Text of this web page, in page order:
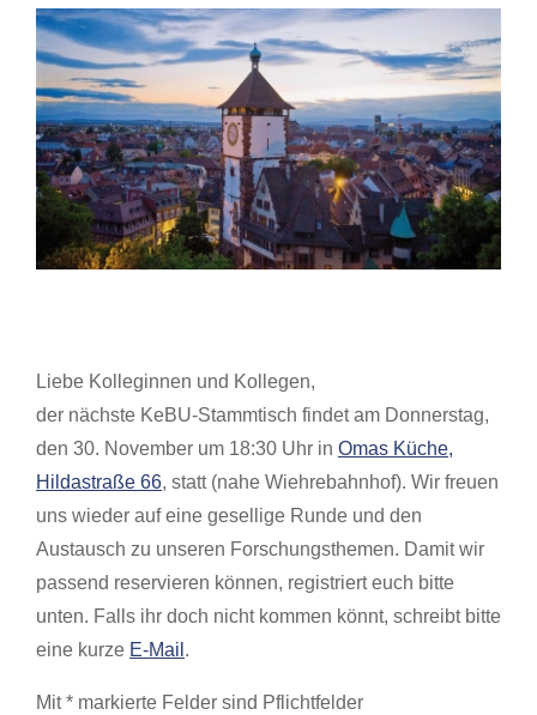
View
Larger
Image
Liebe Kolleginnen und Kollegen,
der nächste KeBU-Stammtisch findet am Donnerstag,
den 30. November um 18:30 Uhr in Omas Küche,
Hildastraße 66, statt (nahe Wiehrebahnhof). Wir freuen
uns wieder auf eine gesellige Runde und den
Austausch zu unseren Forschungsthemen. Damit wir
passend reservieren können, registriert euch bitte
unten. Falls ihr doch nicht kommen könnt, schreibt bitte
eine kurze E-Mail .
Mit * markierte Felder sind Pflichtfelder